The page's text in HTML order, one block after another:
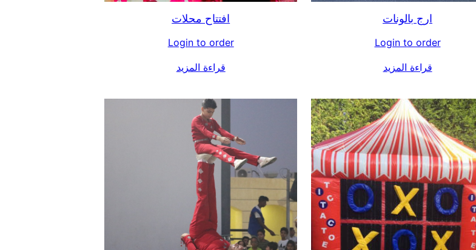
ارج بالونات
Login to order
قراءة المزيد
افتتاح محلات
Login to order
قراءة المزيد